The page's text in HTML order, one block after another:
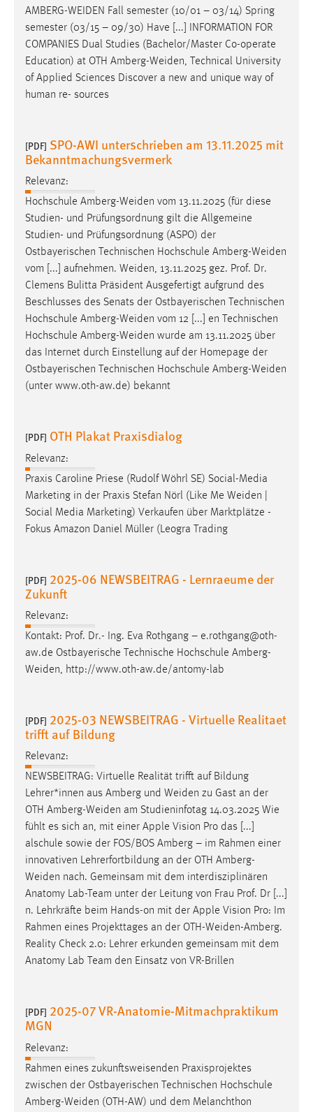
AMBERG-WEIDEN Fall semester (10/01 – 03/14) Spring
semester (03/15 – 09/30) Have [...] INFORMATION FOR
COMPANIES Dual Studies (Bachelor/Master Co-operate
Education) at OTH Amberg-Weiden, Technical University
of Applied Sciences Discover a new and unique way of
human re- sources
[PDF] SPO-AWI unterschrieben am 13.11.2025 mit
Bekanntmachungsvermerk
Relevanz:
Hochschule Amberg-Weiden vom 13.11.2025 (für diese
Studien- und Prüfungsordnung gilt die Allgemeine
Studien- und Prüfungsordnung (ASPO) der
Ostbayerischen Technischen Hochschule Amberg-Weiden
vom [...] aufnehmen. Weiden, 13.11.2025 gez. Prof. Dr.
Clemens Bulitta Präsident Ausgefertigt aufgrund des
Beschlusses des Senats der Ostbayerischen Technischen
Hochschule Amberg-Weiden vom 12 [...] en Technischen
Hochschule Amberg-Weiden wurde am 13.11.2025 über
das Internet durch Einstellung auf der Homepage der
Ostbayerischen Technischen Hochschule Amberg-Weiden
(unter www.oth-aw.de) bekannt
[PDF] OTH Plakat Praxisdialog
Relevanz:
Praxis Caroline Priese (Rudolf Wöhrl SE) Social-Media
Marketing in der Praxis Stefan Nörl (Like Me Weiden
Social Media Marketing) Verkaufen über Marktplätze -
Fokus Amazon Daniel Müller (Leogra Trading
[PDF] 2025-06 NEWSBEITRAG - Lernraeume der
Zukunft
Relevanz:
Kontakt: Prof. Dr.- Ing. Eva Rothgang – e.rothgang@oth-
aw.de Ostbayerische Technische Hochschule Amberg-
Weiden, http://www.oth-aw.de/antomy-lab
[PDF] 2025-03 NEWSBEITRAG - Virtuelle Realitaet
trifft auf Bildung
Relevanz:
NEWSBEITRAG: Virtuelle Realität trifft auf Bildung
Lehrer*innen aus Amberg und Weiden zu Gast an der
OTH Amberg-Weiden am Studieninfotag 14.03.2025 Wie
fühlt es sich an, mit einer Apple Vision Pro das [...]
alschule sowie der FOS/BOS Amberg – im Rahmen einer
innovativen Lehrerfortbildung an der OTH Amberg-
Weiden nach. Gemeinsam mit dem interdisziplinären
Anatomy Lab-Team unter der Leitung von Frau Prof. Dr [...]
n. Lehrkräfte beim Hands-on mit der Apple Vision Pro: Im
Rahmen eines Projekttages an der OTH-Weiden-Amberg.
Reality Check 2.0: Lehrer erkunden gemeinsam mit dem
Anatomy Lab Team den Einsatz von VR-Brillen
[PDF] 2025-07 VR-Anatomie-Mitmachpraktikum
MGN
Relevanz:
Rahmen eines zukunftsweisenden Praxisprojektes
zwischen der Ostbayerischen Technischen Hochschule
Amberg-Weiden (OTH-AW) und dem Melanchthon